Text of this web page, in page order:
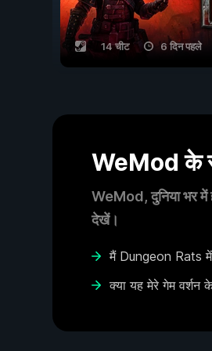
14 चीट 6 दिन पहले
WeMod के
WeMod, दुनिया भर में
देखें।
मैं Dungeon Rats
क्या यह मेरे गेम वर्शन